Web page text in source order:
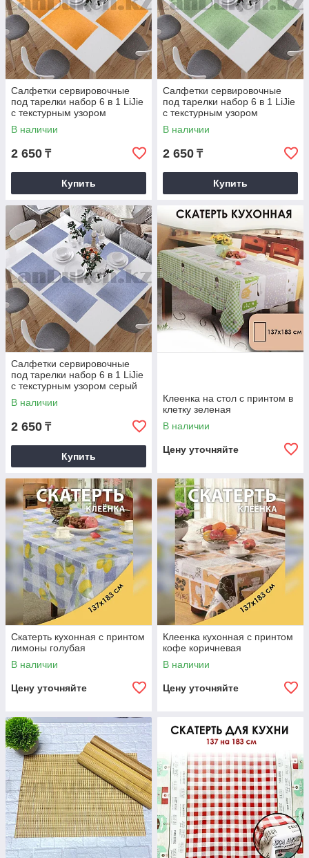
Салфетки сервировочные
под тарелки набор 6 в 1 LiJie
с текстурным узором
оранжевые
В наличии
2 650 ₸
Купить
Салфетки сервировочные
под тарелки набор 6 в 1 LiJie
с текстурным узором
зеленый
В наличии
2 650 ₸
Купить
Салфетки сервировочные
под тарелки набор 6 в 1 LiJie
с текстурным узором серый
В наличии
2 650 ₸
Купить
Клеенка на стол с принтом в
клетку зеленая
В наличии
Цену уточняйте
Скатерть кухонная с принтом
лимоны голубая
В наличии
Цену уточняйте
Клеенка кухонная с принтом
кофе коричневая
В наличии
Цену уточняйте